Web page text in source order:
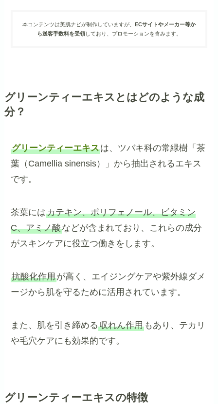
本コンテンツは美肌ナビが制作していますが、 ECサイトやメーカー等か
ら送客手数料を受領しており、プロモーションを含みます。
グリーンティーエキスとはどのような成
分？
グリーンティーエキスは、ツバキ科の常緑樹「茶
葉（Camellia sinensis）」から抽出されるエキス
です。
茶葉にはカテキン、ポリフェノール、ビタミン
C、アミノ酸などが含まれており、これらの成分
がスキンケアに役立つ働きをします。
抗酸化作用が高く、エイジングケアや紫外線ダメ
ージから肌を守るために活用されています。
また、肌を引き締める収れん作用 もあり、テカリ
や毛穴ケアにも効果的です。
グリーンティーエキスの特徴